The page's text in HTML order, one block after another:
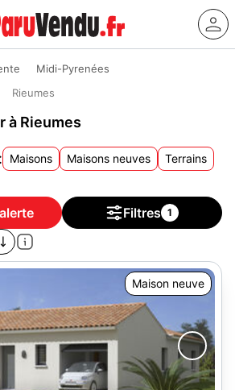
Midi-Pyrenées
Rieumes
à Rieumes
Maisons Maisons neuves Terrains
Filtres 1
Maison neuve